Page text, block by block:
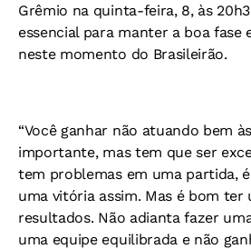
Grêmio na quinta-feira, 8, às
essencial para manter a boa fase
neste momento do Brasileirão.
“Você ganhar não atuando bem
importante, mas tem que ser
tem problemas em uma partida,
uma vitória assim. Mas é bom ter
resultados. Não adianta fazer
uma equipe equilibrada e não